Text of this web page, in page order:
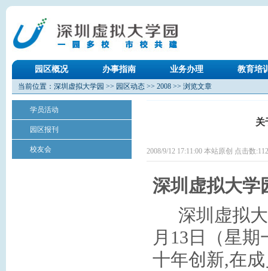
园区概况 办事指南 业务办理 教育培
当前位置： 深圳虚拟大学园 >> 园区动态 >> 2008 >> 浏览文章
学员活动
园区报刊
校友会
关
2008/9/12 17:11:00 本站原创 点击数:
深圳虚拟大学
深圳虚拟
月 13 日
（星
十年创新,在